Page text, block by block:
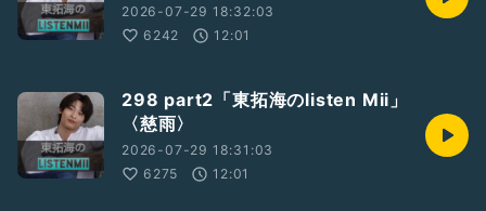
2026-07-29 18:32:03
6242
12:01
298 part2「東拓海のlisten Mii」
〈慈雨〉
2026-07-29 18:31:03
6275
12:01